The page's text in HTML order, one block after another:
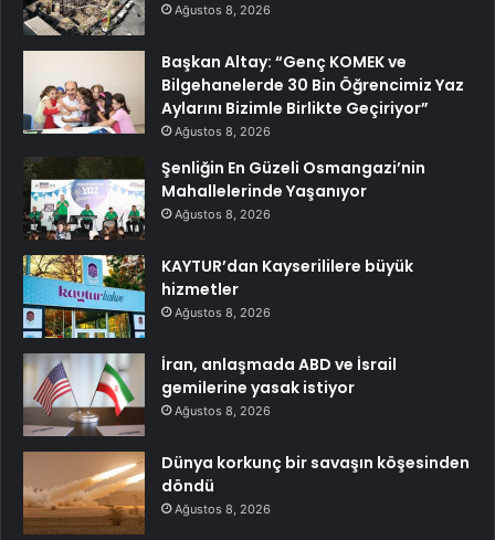
Ağustos 8, 2026
Başkan Altay: “Genç KOMEK ve
Bilgehanelerde 30 Bin Öğrencimiz Yaz
Aylarını Bizimle Birlikte Geçiriyor”
Ağustos 8, 2026
Şenliğin En Güzeli Osmangazi’nin
Mahallelerinde Yaşanıyor
Ağustos 8, 2026
KAYTUR’dan Kayserililere büyük
hizmetler
Ağustos 8, 2026
İran, anlaşmada ABD ve İsrail
gemilerine yasak istiyor
Ağustos 8, 2026
Dünya korkunç bir savaşın köşesinden
döndü
Ağustos 8, 2026